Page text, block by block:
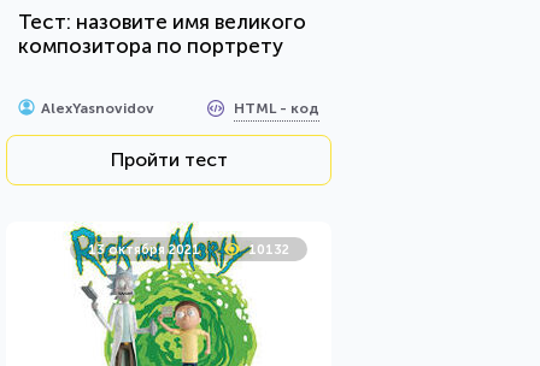
Тест: назовите имя великого
композитора по портрету
AlexYasnovidov HTML - код
Пройти тест
13 октября 2021 10132